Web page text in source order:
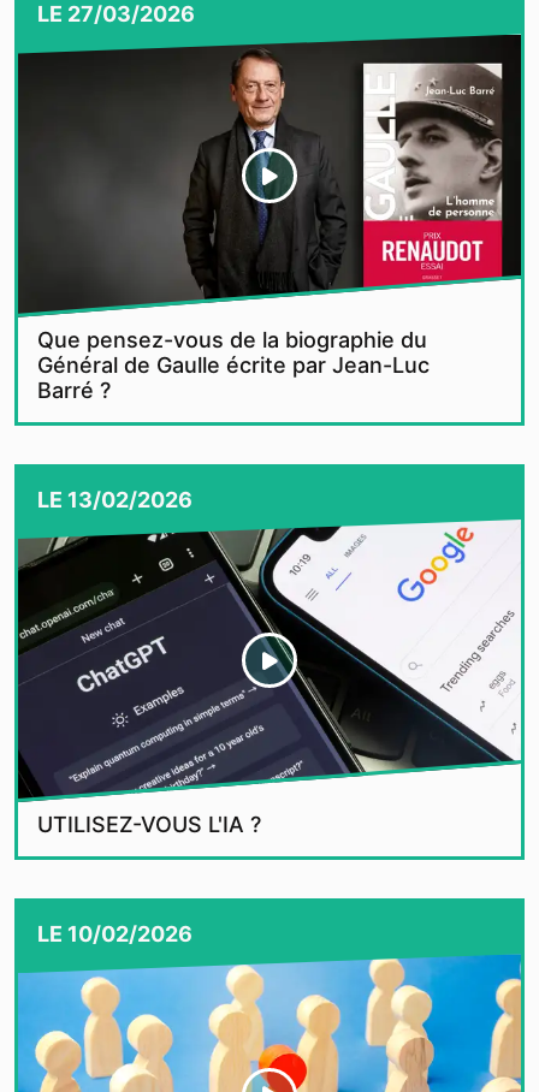
LE 27/03/2026
Que pensez-vous de la biographie du
Général de Gaulle écrite par Jean-Luc
Barré ?
LE 13/02/2026
UTILISEZ-VOUS L'IA ?
LE 10/02/2026